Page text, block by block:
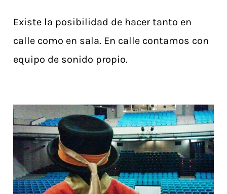
Existe la posibilidad de hacer tanto en
calle como en sala. En calle contamos con
equipo de sonido propio.